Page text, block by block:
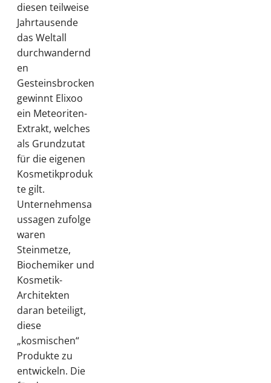
diesen teilweise
Jahrtausende
das Weltall
durchwandernd
en
Gesteinsbrocken
gewinnt Elixoo
ein Meteoriten-
Extrakt, welches
als Grundzutat
für die eigenen
Kosmetikproduk
te gilt.
Unternehmensa
ussagen zufolge
waren
Steinmetze,
Biochemiker und
Kosmetik-
Architekten
daran beteiligt,
diese
„kosmischen“
Produkte zu
entwickeln. Die